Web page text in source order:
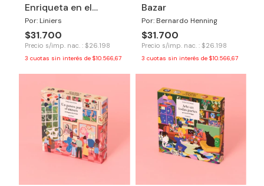
Enriqueta en el
bosque
Por: Liniers
$31.700
Precio s/imp. nac. : $26.198
3 cuotas sin interés de $10.566,67
Bazar
Por: Bernardo Henning
$31.700
Precio s/imp. nac. : $26.198
3 cuotas sin interés de $10.566,67